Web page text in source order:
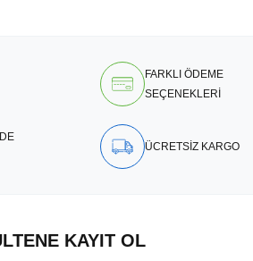
FARKLI ÖDEME
SEÇENEKLERİ
ÜCRETSİZ KARGO
KAYIT OL